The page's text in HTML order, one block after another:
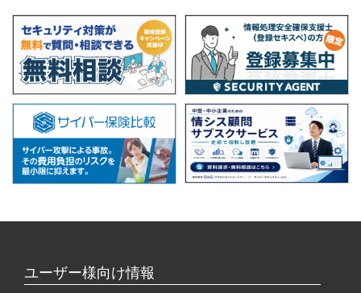
ユーザー様向け情報